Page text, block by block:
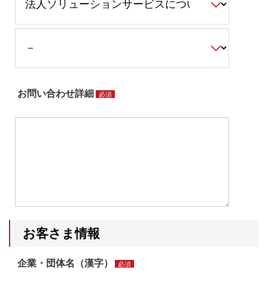
お問い合わせ詳細 必須
お客さま情報
企業・団体名（漢字） 必須